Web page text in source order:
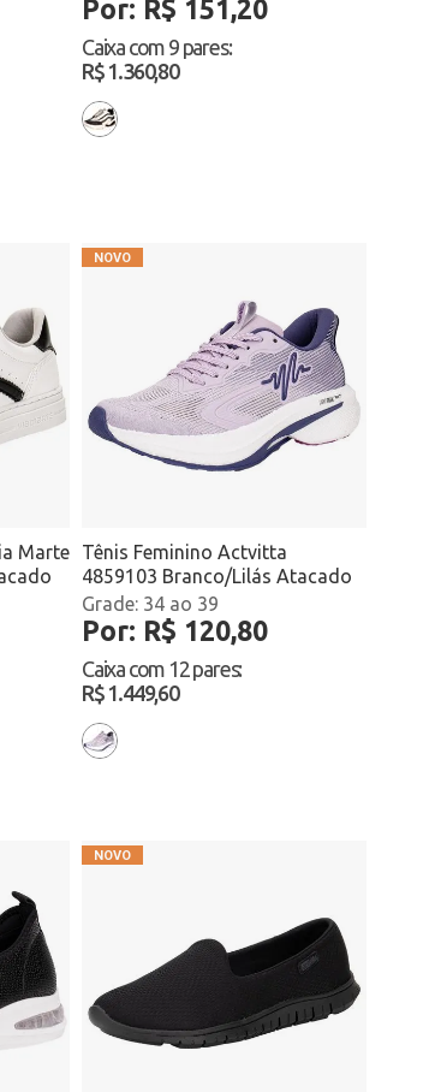
Por: R$ 151,20
Caixa com 9 pares:
R$ 1.360,80
Marte
Tênis Feminino Actvitta
4859103 Branco/Lilás Atacado
34 ao 39
Por: R$ 120,80
Caixa com 12 pares:
R$ 1.449,60